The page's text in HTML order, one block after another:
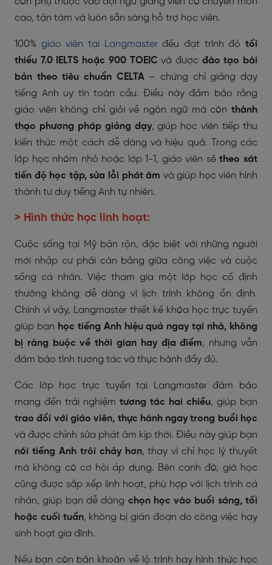
cao, tận tâm và luôn sẵn sàng hỗ trợ học viên.
100% giáo viên tại Langmasterđều đạt trình độtối
thiểu 7.0 IELTS hoặc 900 TOEIC và được đào tạo bài
bản theo tiêu chuẩn CELTA– chứng chỉ giảng dạy
tiếng Anh uy tín toàn cầu. Điều này đảm bảo rằng
giáo viên không chỉ giỏi về ngôn ngữ mà còn thành
thạo phương pháp giảng dạy, giúp học viên tiếp thu
kiến thức một cách dễ dàng và hiệu quả. Trong các
lớp học nhóm nhỏ hoặc lớp 1-1, giáo viên sẽtheo sát
tiến độ học tập, sửa lỗi phát âm và giúp học viên hình
thành tư duy tiếng Anh tự nhiên.
> Hình thức học linh hoạt:
Cuộc sống tại Mỹ bận rộn, đặc biệt với những người
mới nhập cư phải cân bằng giữa công việc và cuộc
sống cá nhân. Việc tham gia một lớp học cố định
thường không dễ dàng vì lịch trình không ổn định.
Chính vì vậy, Langmaster thiết kế khóa học trực tuyến
giúp bạn học tiếng Anh hiệu quả ngay tại nhà, không
bị ràng buộc về thời gian hay địa điểm, nhưng vẫn
đảm bảo tính tương tác và thực hành đầy đủ.
Các lớp học trực tuyến tại Langmaster đảm bảo
mang đến trải nghiệm tương tác hai chiều, giúp bạn
trao đổi với giáo viên, thực hành ngay trong buổi học
và được chỉnh sửa phát âm kịp thời. Điều này giúp bạn
nói tiếng Anh trôi chảy hơn, thay vì chỉ học lý thuyết
mà không có cơ hội áp dụng. Bên cạnh đó, giờ học
cũng được sắp xếp linh hoạt, phù hợp với lịch trình cá
nhân, giúp bạn dễ dàng chọn học vào buổi sáng, tối
hoặc cuối tuần, không bị gián đoạn do công việc hay
sinh hoạt gia đình.
Nếu bạn còn băn khoăn về lộ trình hay hình thức học